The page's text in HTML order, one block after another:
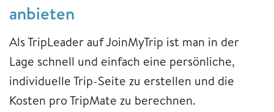
anbieten
Als TripLeader auf JoinMyTrip ist man in der
Lage schnell und einfach eine persönliche,
individuelle Trip-Seite zu erstellen und die
Kosten pro TripMate zu berechnen.